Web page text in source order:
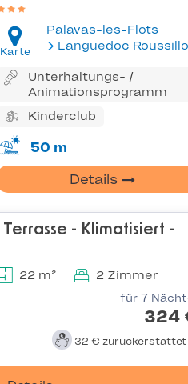
Karte
Palavas-les-Flots
Languedoc
Unterhaltungs- /
Animationsprogramm
Kinderclub
50 m
Details
- Klimatisiert -
22 m² 2 Zimmer
für 7
324
32 € zurückerstattet